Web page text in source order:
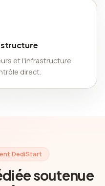
et l'infrastructure
direct.
DediStart
soutenue